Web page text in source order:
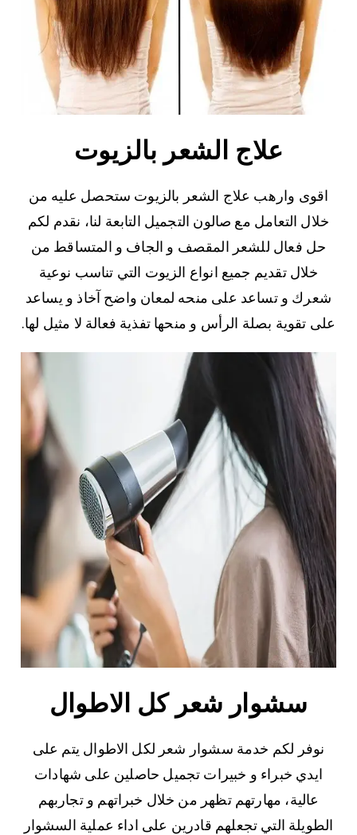
علاج الشعر بالزيوت
اقوى وارهب علاج الشعر بالزيوت ستحصل عليه من
خلال التعامل مع صالون التجميل التابعة لنا، نقدم لكم
حل فعال للشعر المقصف و الجاف و المتساقط من
خلال تقديم جميع انواع الزيوت التي تناسب نوعية
شعرك و تساعد على منحه لمعان واضح آخاذ و يساعد
على تقوية بصلة الرأس و منحها تفذية فعالة لا مثيل لها.
سشوار شعر كل الاطوال
نوفر لكم خدمة سشوار شعر لكل الاطوال يتم على
ايدي خبراء و خبيرات تجميل حاصلين على شهادات
عالية، مهارتهم تظهر من خلال خبراتهم و تجاربهم
الطويلة التي تجعلهم قادرين على اداء عملية السشوار